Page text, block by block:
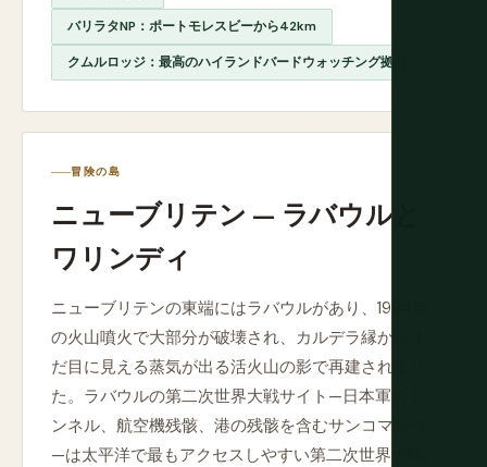
バリラタNP：ポートモレスビーから42km
クムルロッジ：最高のハイランドバードウォッチング拠点
冒険の島
ニューブリテン — ラバウルと
ワリンディ
ニューブリテンの東端にはラバウルがあり、1994年
の火山噴火で大部分が破壊され、カルデラ縁からま
だ目に見える蒸気が出る活火山の影で再建されまし
た。ラバウルの第二次世界大戦サイト—日本軍のト
ンネル、航空機残骸、港の残骸を含むサンコマルウ
—は太平洋で最もアクセスしやすい第二次世界大戦